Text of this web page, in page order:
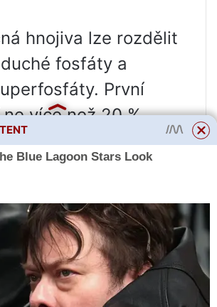
hnojiva lze rozdělit
fosfáty a
První
více než 20 %
druhé jsou jím
z 50 %.
citronů se
používat
který se dodává
granulí prakticky
ve vodě. Proto